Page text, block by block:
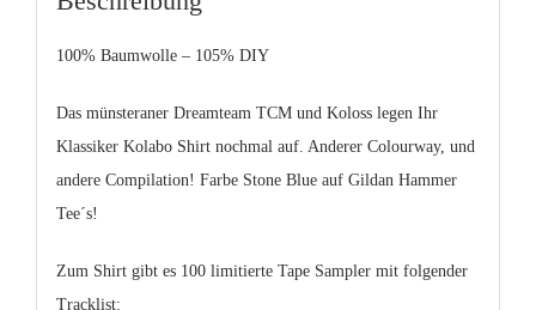
100% Baumwolle – 105% DIY
Das münsteraner Dreamteam TCM und Koloss legen Ihr
Klassiker Kolabo Shirt nochmal auf. Anderer Colourway, und
andere Compilation! Farbe Stone Blue auf Gildan Hammer
Tee´s!
Zum Shirt gibt es 100 limitierte Tape Sampler mit folgender
Tracklist: